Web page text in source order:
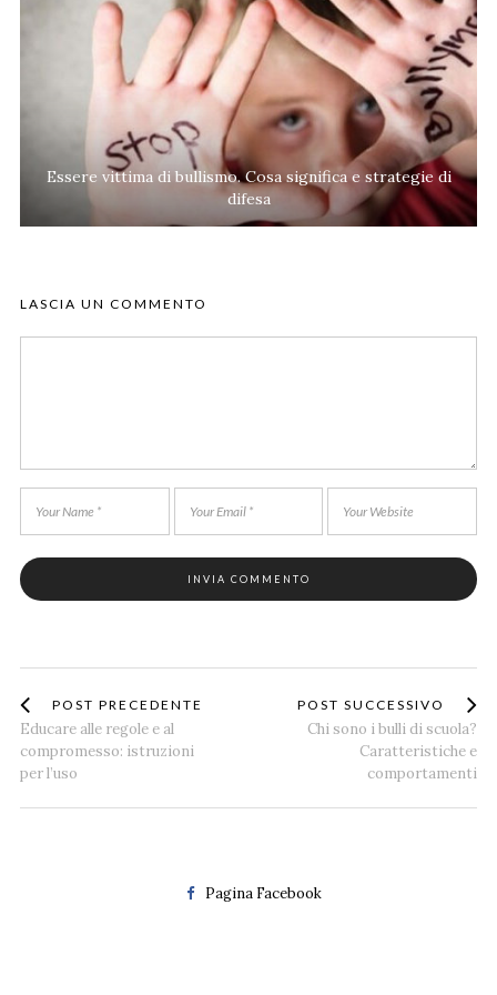
Essere vittima di bullismo. Cosa significa e strategie di
difesa
LASCIA UN COMMENTO
POST PRECEDENTE
Educare alle regole e al
compromesso: istruzioni
per l’uso
POST SUCCESSIVO
Chi sono i bulli di scuola?
Caratteristiche e
comportamenti
Pagina Facebook